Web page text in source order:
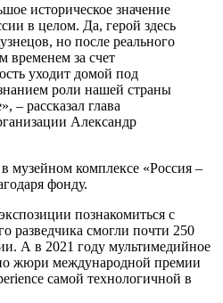
историческое значение
в целом. Да, герой здесь
но после реального
временем за счет
уходит домой под
роли нашей страны
– рассказал глава
Александр
музейном комплексе «Россия –
фонду.
познакомиться с
разведчика смогли почти 250
А в 2021 году мультимедийное
жюри международной премии
самой технологичной в